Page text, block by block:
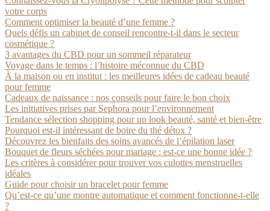
votre corps
Comment optimiser la beauté d’une femme ?
Quels défis un cabinet de conseil rencontre-t-il dans le secteur
cosmétique ?
3 avantages du CBD pour un sommeil réparateur
Voyage dans le temps : l’histoire méconnue du CBD
À la maison ou en institut : les meilleures idées de cadeau beauté
pour femme
Cadeaux de naissance : nos conseils pour faire le bon choix
Les initiatives prises par Sephora pour l’environnement
Tendance sélection shopping pour un look beauté, santé et bien-être
Pourquoi est-il intéressant de boire du thé détox ?
Découvrez les bienfaits des soins avancés de l’épilation laser
Bouquet de fleurs séchées pour mariage : est-ce une bonne idée ?
Les critères à considérer pour trouver vos culottes menstruelles
idéales
Guide pour choisir un bracelet pour femme
Qu’est-ce qu’une montre automatique et comment fonctionne-t-elle
?